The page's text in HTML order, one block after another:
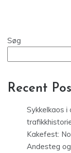
Søg
Recent
Sykkelkaos i
Kakefest:
Andesteg